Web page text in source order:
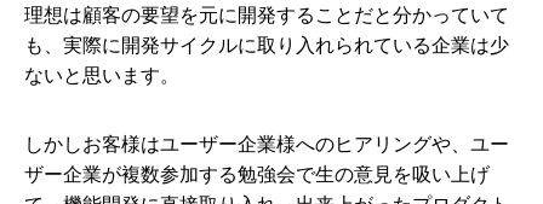
理想は顧客の要望を元に開発することだと分かっていて
も、実際に開発サイクルに取り入れられている企業は少
ないと思います。
しかしお客様はユーザー企業様へのヒアリングや、ユー
ザー企業が複数参加する勉強会で生の意見を吸い上げ